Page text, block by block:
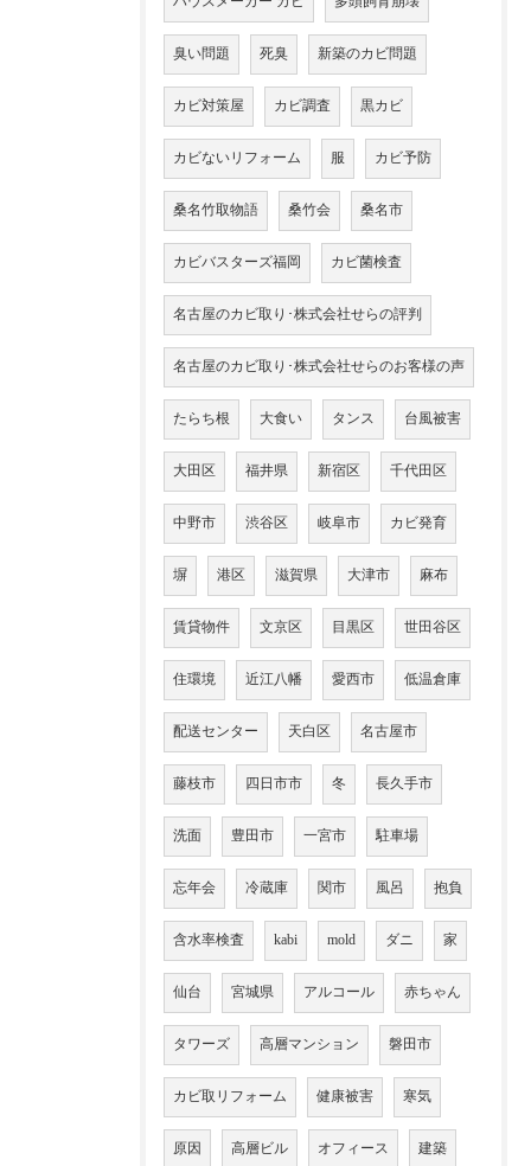
臭い問題 死臭 新築のカビ問題
カビ対策屋 カビ調査 黒カビ
カビないリフォーム 服 カビ予防
桑名竹取物語 桑竹会 桑名市
カビバスターズ福岡 カビ菌検査
名古屋のカビ取り･株式会社せらの評判
名古屋のカビ取り･株式会社せらのお客様の声
たらち根 大食い タンス 台風被害
大田区 福井県 新宿区 千代田区
中野市 渋谷区 岐阜市 カビ発育
塀 港区 滋賀県 大津市 麻布
賃貸物件 文京区 目黒区 世田谷区
住環境 近江八幡 愛西市 低温倉庫
配送センター 天白区 名古屋市
藤枝市 四日市市 冬 長久手市
洗面 豊田市 一宮市 駐車場
忘年会 冷蔵庫 関市 風呂 抱負
含水率検査 kabi mold ダニ 家
仙台 宮城県 アルコール 赤ちゃん
タワーズ 高層マンション 磐田市
カビ取リフォーム 健康被害 寒気
原因 高層ビル オフィース 建築